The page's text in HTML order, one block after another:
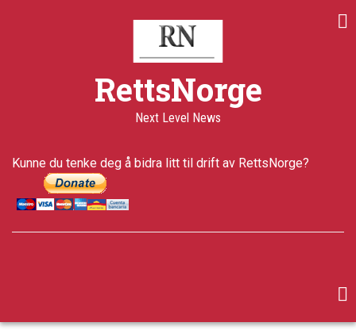
RettsNorge
Next Level News
Kunne du tenke deg å bidra litt til drift av RettsNorge?